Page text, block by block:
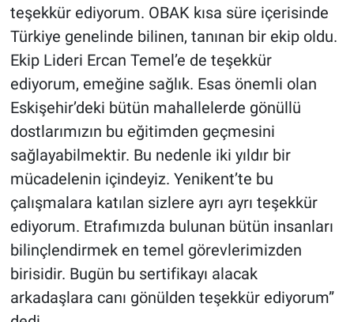
teşekkür ediyorum. OBAK kısa süre içerisinde
Türkiye genelinde bilinen, tanınan bir ekip oldu.
Ekip Lideri Ercan Temel’e de teşekkür
ediyorum, emeğine sağlık. Esas önemli olan
Eskişehir’deki bütün mahallelerde gönüllü
dostlarımızın bu eğitimden geçmesini
sağlayabilmektir. Bu nedenle iki yıldır bir
mücadelenin içindeyiz. Yenikent’te bu
çalışmalara katılan sizlere ayrı ayrı teşekkür
ediyorum. Etrafımızda bulunan bütün insanları
bilinçlendirmek en temel görevlerimizden
birisidir. Bugün bu sertifikayı alacak
arkadaşlara canı gönülden teşekkür ediyorum”